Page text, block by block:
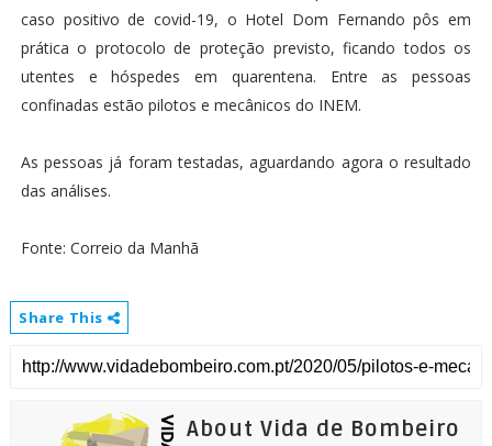
caso positivo de covid-19, o Hotel Dom Fernando pôs em
prática o protocolo de proteção previsto, ficando todos os
utentes e hóspedes em quarentena. Entre as pessoas
confinadas estão pilotos e mecânicos do INEM.
As pessoas já foram testadas, aguardando agora o resultado
das análises.
Fonte: Correio da Manhã
Share This
About Vida de Bombeiro